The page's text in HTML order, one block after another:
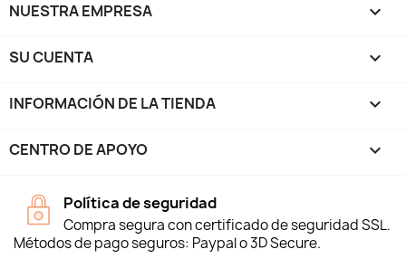
NUESTRA EMPRESA 
SU CUENTA 
INFORMACIÓN DE LA TIENDA keyboard_arrow_down
CENTRO DE APOYO 
Política de seguridad
Compra segura con certificado de seguridad SSL.
Métodos de pago seguros: Paypal o 3D Secure.